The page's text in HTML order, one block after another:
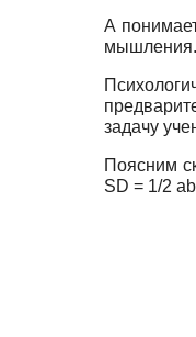
А
мышления.
задачу
Поясним
SD = 1/2